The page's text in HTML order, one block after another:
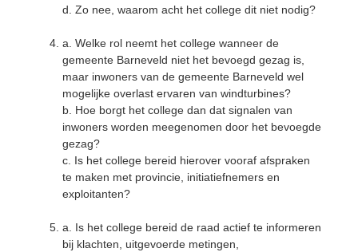
d. Zo nee, waarom acht het college dit niet nodig?
a. Welke rol neemt het college wanneer de
gemeente Barneveld niet het bevoegd gezag is,
maar inwoners van de gemeente Barneveld wel
mogelijke overlast ervaren van windturbines?
b. Hoe borgt het college dan dat signalen van
inwoners worden meegenomen door het bevoegde
gezag?
c. Is het college bereid hierover vooraf afspraken
te maken met provincie, initiatiefnemers en
exploitanten?
a. Is het college bereid de raad actief te informeren
bij klachten, uitgevoerde metingen,